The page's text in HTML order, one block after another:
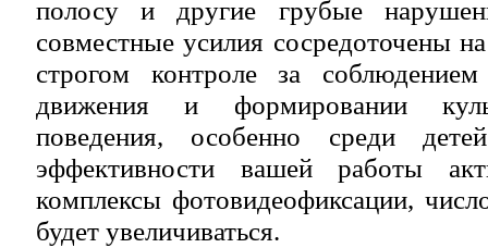
полосу и другие грубые
совместные усилия сосредоточены
строгом контроле за
движения и формировании
поведения, особенно среди
эффективности вашей работы
комплексы фотовидеофиксации,
будет увеличиваться.